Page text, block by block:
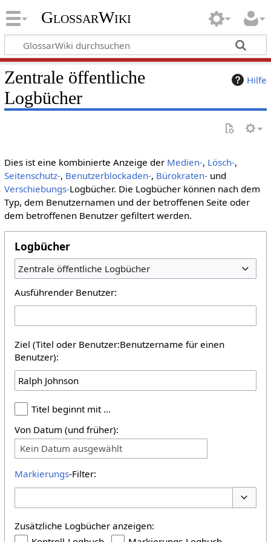
GlossarWiki
Hilfe
Zentrale öffentliche
Logbücher
Dies ist eine kombinierte Anzeige der Medien-, Lösch-,
Seitenschutz-, Benutzerblockaden-, Bürokraten-und
Verschiebungs-Logbücher. Die Logbücher können nach dem
Typ, dem Benutzernamen und der betroffenen Seite oder
dem betroffenen Benutzer gefiltert werden.
Logbücher
Zentrale öffentliche Logbücher
Ausführender Benutzer:
Ziel (Titel oder Benutzer:Benutzername für einen
Benutzer):
Titel beginnt mit …
Von Datum (und früher):
Kein Datum ausgewählt
Markierungs-Filter:
Zusätzliche Logbücher anzeigen: